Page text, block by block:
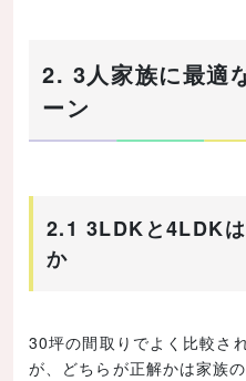
2. 3人家族に最適
ーン
2.1 3LDKと4LDK
か
30坪の間取りでよく比較さ
が、どちらが正解かは家族